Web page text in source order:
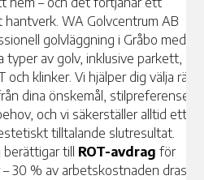
WA Golvcentrum AB
golvläggning i Gråbo med
av golv, inklusive parkett,
klinker. Vi hjälper dig välja rätt
önskemål, stilpreferenser
och vi säkerställer alltid ett
tilltalande slutresultat.
tillROT-avdragför
% av arbetskostnaden dras